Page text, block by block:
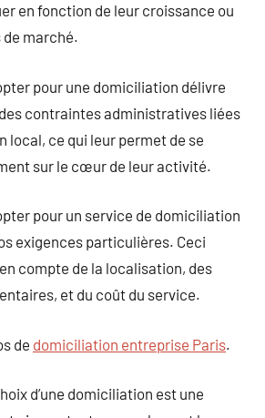
en fonction de leur croissance ou
marché.
pour une domiciliation délivre
contraintes administratives liées
local, ce qui leur permet de se
sur le cœur de leur activité.
pour un service de domiciliation
exigences particulières. Ceci
compte de la localisation, des
et du coût du service.
de domiciliation entreprise Paris.
d’une domiciliation est une